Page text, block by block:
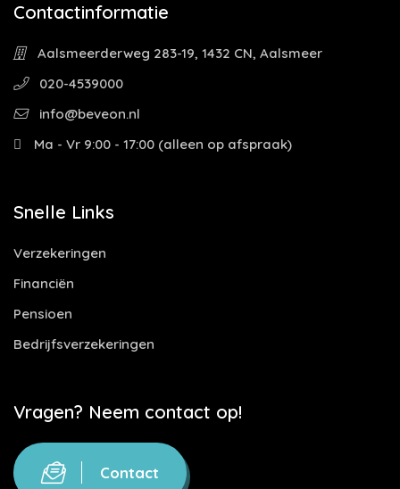
Contactinformatie
Aalsmeerderweg 283-19, 1432 CN, Aalsmeer
020-4539000
info@beveon.nl
Ma - Vr 9:00 - 17:00 (alleen op afspraak)
Snelle Links
Verzekeringen
Financiën
Pensioen
Bedrijfsverzekeringen
Vragen? Neem contact op!
Contact